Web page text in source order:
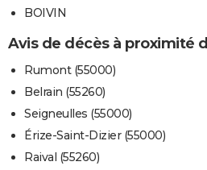
BOIVIN
Avis de décès à proximité
Rumont (55000)
Belrain (55260)
Seigneulles (55000)
Érize-Saint-Dizier (55000)
Raival (55260)